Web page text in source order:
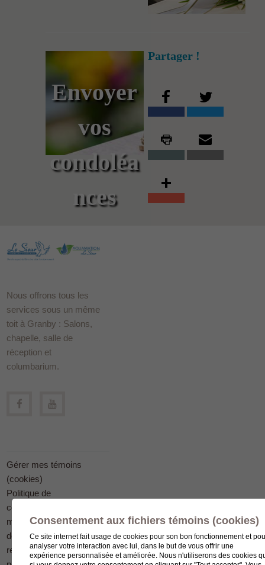
Envoyer
vos
condoléa
nces
Partager !
Nous offrons tous les
services sous un même
toit à Granby : Salons,
chapelle, salle de
réception et
columbarium.
Gérer mes témoins
(cookies)
Politique de
confidentialité en
matière
de protection des
renseignements
Consentement aux fichiers témoins (cookies)
Ce site internet fait usage de cookies pour son bon fonctionnement et
analyser votre interaction avec lui, dans le but de vous offrir une
expérience personnalisée et améliorée. Nous n'utiliserons des cookies